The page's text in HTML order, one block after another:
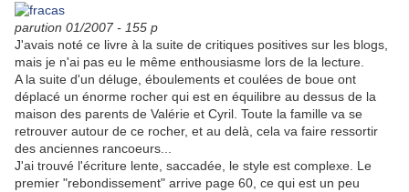
parution 01/2007 - 155 p
J'avais noté ce livre à la suite de critiques positives sur les blogs,
mais je n'ai pas eu le même enthousiasme lors de la lecture.
A la suite d'un déluge, éboulements et coulées de boue ont
déplacé un énorme rocher qui est en équilibre au dessus de la
maison des parents de Valérie et Cyril. Toute la famille va se
retrouver autour de ce rocher, et au delà, cela va faire ressortir
des anciennes rancoeurs...
J'ai trouvé l'écriture lente, saccadée, le style est complexe. Le
premier "rebondissement" arrive page 60, ce qui est un peu